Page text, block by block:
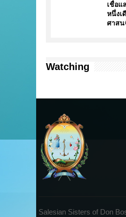
เชื่อแ
หนึ่งเ
ศาสน
Watching
Salesian Sisters of Don